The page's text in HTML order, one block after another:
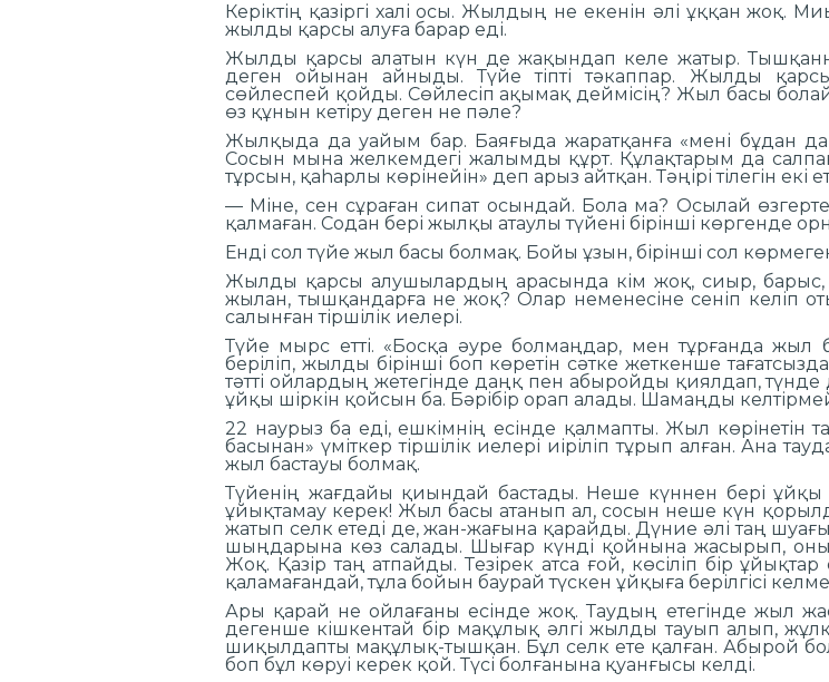
Керіктің қазіргі халі осы. Жылдың не екенін әлі ұққан жоқ.
жылды қарсы алуға барар еді.
Жылды қарсы алатын күн де жақындап келе жатыр.
деген ойынан айныды. Түйе тіпті тәкаппар. Жылды
сөйлеспей қойды. Сөйлесіп ақымақ деймісің? Жыл басы
өз құнын кетіру деген не пәле?
Жылқыда да уайым бар. Баяғыда жаратқанға «мені бұдан да
Сосын мына желкемдегі жалымды құрт. Құлақтарым да
тұрсын, қаһарлы көрінейін» деп арыз айтқан. Тәңірі тілегін екі
— Міне, сен сұраған сипат осындай. Бола ма? Осылай
қалмаған. Содан бері жылқы атаулы түйені бірінші көргенде
Енді сол түйе жыл басы болмақ. Бойы ұзын, бірінші сол
Жылды қарсы алушылардың арасында кім жоқ, сиыр, барыс,
жылан, тышқандарға не жоқ? Олар неменесіне сеніп келіп
салынған тіршілік иелері.
Түйе мырс етті. «Босқа әуре болмаңдар, мен тұрғанда
беріліп, жылды бірінші боп көретін сәтке жеткенше
тәтті ойлардың жетегінде даңқ пен абыройды қиялдап,
ұйқы шіркін қойсын ба. Бәрібір орап алады. Шамаңды
22 наурыз ба еді, ешкімнің есінде қалмапты. Жыл
басынан» үміткер тіршілік иелері иіріліп тұрып алған. Ана
жыл бастауы болмақ.
Түйенің жағдайы қиындай бастады. Неше күннен бері ұйқы
ұйықтамау керек! Жыл басы атанып ал, сосын неше күн
жатып селк етеді де, жан-жағына қарайды. Дүние әлі таң
шыңдарына көз салады. Шығар күнді қойнына жасырып,
Жоқ. Қазір таң атпайды. Тезірек атса ғой, көсіліп бір
қаламағандай, тұла бойын баурай түскен ұйқыға берілгісі
Ары қарай не ойлағаны есінде жоқ. Таудың етегінде жыл
дегенше кішкентай бір мақұлық әлгі жылды тауып алып,
шиқылдапты мақұлық-тышқан. Бұл селк ете қалған. Абырой
боп бұл көруі керек қой. Түсі болғанына қуанғысы келді.